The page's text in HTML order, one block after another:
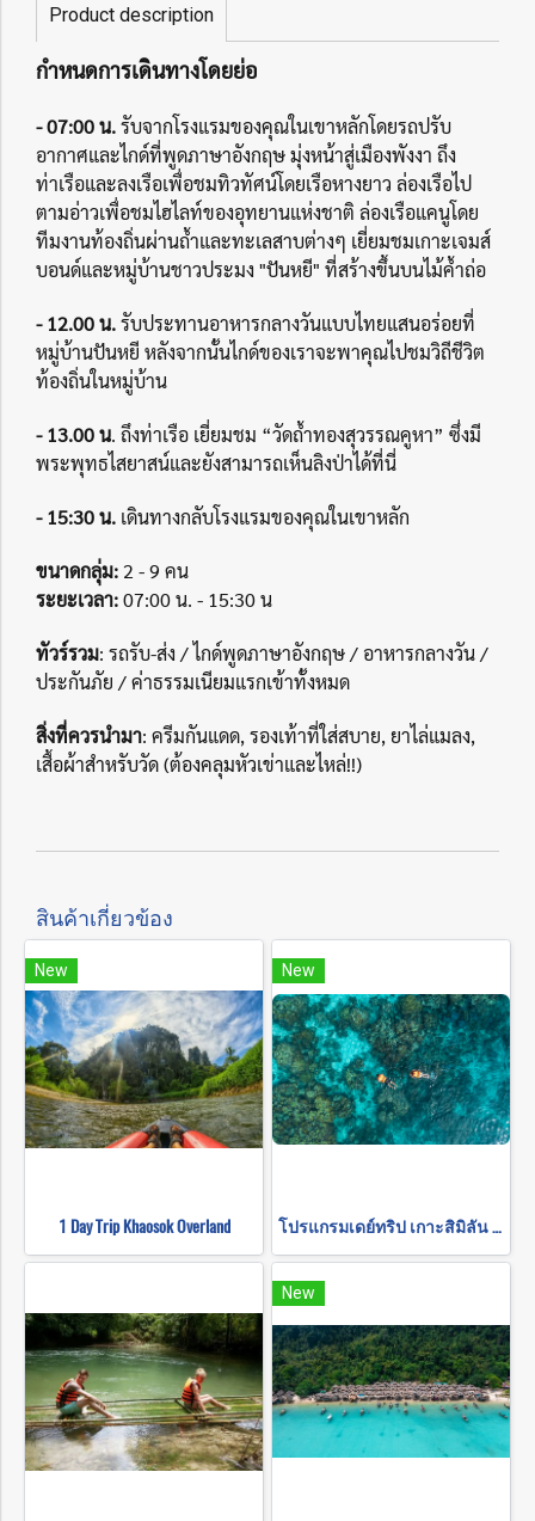
Product description
กำหนดการเดินทางโดยย่อ
- 07:00 น.รับจากโรงแรมของคุณในเขาหลักโดยรถปรับ
อากาศและไกด์ที่พูดภาษาอังกฤษ มุ่งหน้าสู่เมืองพังงา ถึง
ท่าเรือและลงเรือเพื่อชมทิวทัศน์โดยเรือหางยาว ล่องเรือไป
ตามอ่าวเพื่อชมไฮไลท์ของอุทยานแห่งชาติ ล่องเรือแคนูโดย
ทีมงานท้องถิ่นผ่านถ้ำและทะเลสาบต่างๆ เยี่ยมชมเกาะเจมส์
บอนด์และหมู่บ้านชาวประมง "ปันหยี" ที่สร้างขึ้นบนไม้ค้ำถ่อ
- 12.00 น.รับประทานอาหารกลางวันแบบไทยแสนอร่อยที่
หมู่บ้านปันหยี หลังจากนั้นไกด์ของเราจะพาคุณไปชมวิถีชีวิต
ท้องถิ่นในหมู่บ้าน
- 13.00 น. ถึงท่าเรือ เยี่ยมชม “วัดถ้ำทองสุวรรณคูหา” ซึ่งมี
พระพุทธไสยาสน์และยังสามารถเห็นลิงป่าได้ที่นี่
- 15:30 น. เดินทางกลับโรงแรมของคุณในเขาหลัก
ขนาดกลุ่ม: 2 - 9 คน
ระยะเวลา:07:00 น. - 15:30 น
ทัวร์รวม: รถรับ-ส่ง / ไกด์พูดภาษาอังกฤษ / อาหารกลางวัน /
ประกันภัย / ค่าธรรมเนียมแรกเข้าทั้งหมด
สิ่งที่ควรนำมา: ครีมกันแดด, รองเท้าที่ใส่สบาย, ยาไล่แมลง,
เสื้อผ้าสำหรับวัด (ต้องคลุมหัวเข่าและไหล่!!)
สินค้าเกี่ยวข้อง
New
1 Day Trip Khaosok Overland
New
โปรแกรมเดย์ทริป เกาะสิมิลัน โดยเรือสปีดโบ๊ท (รับส่งเฉพาะในเขาหลัก)
New